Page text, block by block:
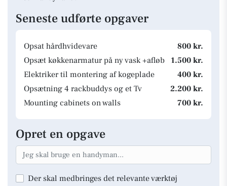
Seneste udførte opgaver
Opsat hårdhvidevare
800 kr.
Opsæt køkkenarmatur på ny vask +afløb
1.500 kr.
Elektriker til montering af kogeplade
400 kr.
Opsætning 4 rackbuddys og et Tv
2.200 kr.
Mounting cabinets on walls
700 kr.
Opret en opgave
Der skal medbringes det relevante værktøj